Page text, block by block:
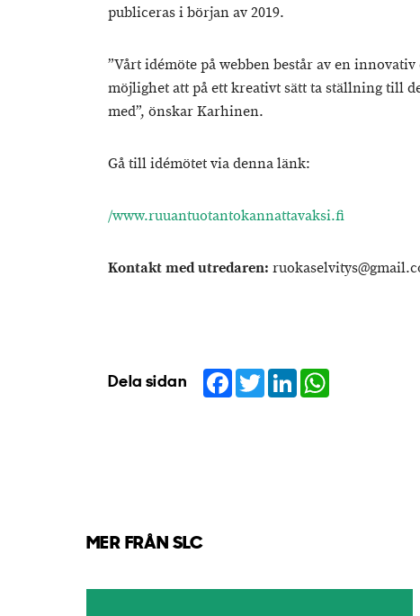
publiceras i början av 2019.
”Vårt idémöte på webben består av en
möjlighet att på ett kreativt sätt ta ställning till
med”, önskar Karhinen.
Gå till idémötet via denna länk:
/www.ruuantuotantokannattavaksi.fi
Kontakt med utredaren:
Dela sidan Facebook
TwitterLinkedIn
MER FRÅN SLC